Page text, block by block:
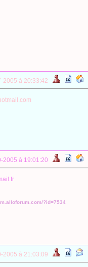
2005 à 20:33:42
2005 à 19:01:20
?id=7534
2005 à 21:03:09